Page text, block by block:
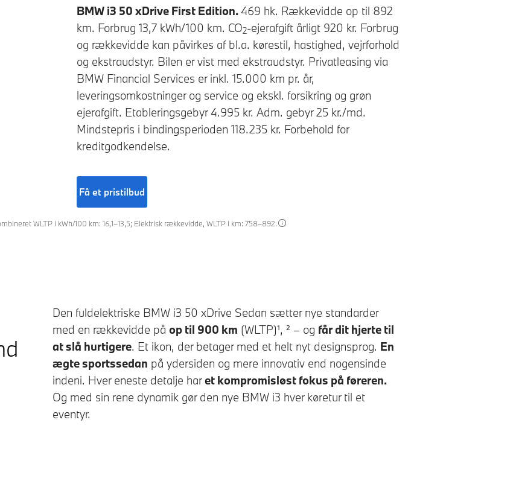
BMW i3 50 xDrive First Edition.469 hk. Rækkevidde op til 892
km. Forbrug 13,7 kWh/100 km. CO2-ejerafgift årligt 920 kr. Forbrug
og rækkevidde kan påvirkes af bl.a. kørestil, hastighed, vejrforhold
og ekstraudstyr. Bilen er vist med ekstraudstyr. Privatleasing via
BMW Financial Services er inkl. 15.000 km pr. år,
leveringsomkostninger og service og ekskl. forsikring og grøn
ejerafgift. Etableringsgebyr 4.995 kr. Adm. gebyr 25 kr./md.
Mindstepris i bindingsperioden 118.235 kr. Forbehold for
kreditgodkendelse.
Få et pristilbud
WLTP i kWh/100 km: 16,1–13,5; Elektrisk rækkevidde, WLTP i km: 758–892.
Den fuldelektriske BMW i3 50 xDrive Sedan sætter nye standarder
med en rækkevidde på op til 900 km (WLTP)¹, ² – og får dit hjerte til
at slå hurtigere. Et ikon, der betager med et helt nyt designsprog. En
ægte sportssedan på ydersiden og mere innovativ end nogensinde
indeni. Hver eneste detalje haret kompromisløst fokus på føreren.
Og med sin rene dynamik gør den nye BMW i3 hver køretur til et
eventyr.